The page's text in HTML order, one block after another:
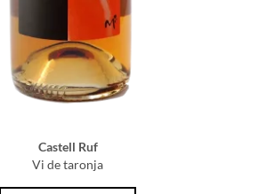
Castell Ruf
Vi de taronja